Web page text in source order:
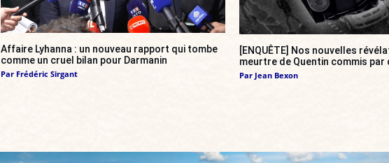
Affaire Lyhanna : un nouveau rapport qui tombe
comme un cruel bilan pour Darmanin
Par Frédéric Sirgant
[ENQUÊTE] Nos nouvelles
meurtre de Quentin commis
Par Jean Bexon